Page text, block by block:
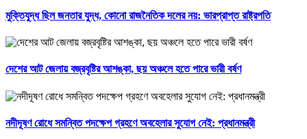
মুক্তিযুদ্ধ ছিল জনতার যুদ্ধ, কোনো রাজনৈতিক দলের নয়: ভারপ্রাপ্ত রাষ্ট্রপতি
দেশের আট জেলায় বজ্রবৃষ্টির আশঙ্কা, ছয় অঞ্চলে হতে পারে ভারী বর্ষণ
নদীদূষণ রোধে সমন্বিত পদক্ষেপ গ্রহণে অবহেলার সুযোগ নেই: প্রধানমন্ত্রী